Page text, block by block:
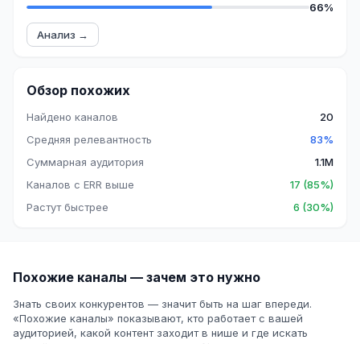
66%
Анализ →
Обзор похожих
Найдено каналов
20
Средняя релевантность
83%
Суммарная аудитория
1.1M
Каналов с ERR выше
17 (85%)
Растут быстрее
6 (30%)
Похожие каналы — зачем это нужно
Знать своих конкурентов — значит быть на шаг впереди.
«Похожие каналы» показывают, кто работает с вашей
аудиторией, какой контент заходит в нише и где искать